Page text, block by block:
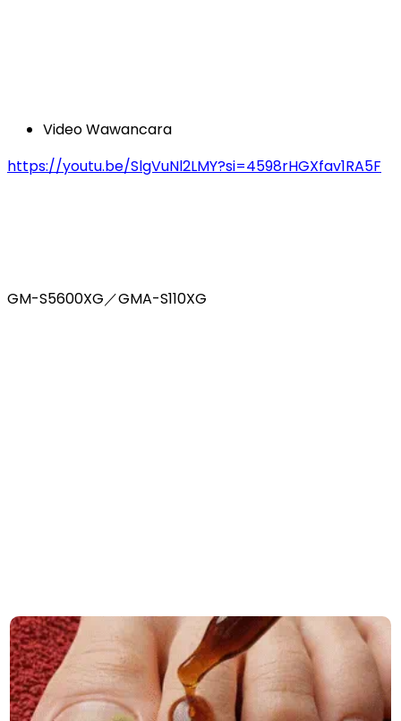
Video Wawancara
https://youtu.be/SlgVuNl2LMY?si=4598rHGXfav1RA5F
GM-S5600XG／GMA-S110XG